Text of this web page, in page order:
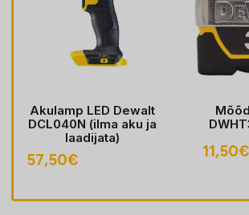
Akulamp LED Dewalt
DCL040N (ilma aku ja
laadijata)
57,50€ 11,50€